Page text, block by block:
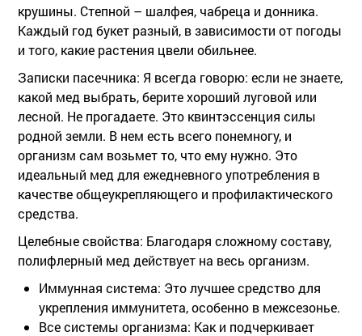
крушины. Степной – шалфея, чабреца и донника.
Каждый год букет разный, в зависимости от погоды
и того, какие растения цвели обильнее.
Записки пасечника: Я всегда говорю: если не знаете,
какой мед выбрать, берите хороший луговой или
лесной. Не прогадаете. Это квинтэссенция силы
родной земли. В нем есть всего понемногу, и
организм сам возьмет то, что ему нужно. Это
идеальный мед для ежедневного употребления в
качестве общеукрепляющего и профилактического
средства.
Целебные свойства: Благодаря сложному составу,
полифлерный мед действует на весь организм.
Иммунная система: Это лучшее средство для
укрепления иммунитета, особенно в межсезонье.
Все системы организма: Как и подчеркивает